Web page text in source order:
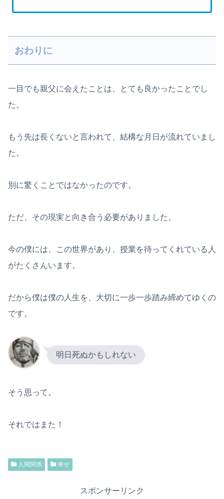
おわりに
一目でも親父に会えたことは、とても良かったことでし
た。
もう先は長くないと言われて、結構な月日が流れていまし
た。
別に驚くことではなかったのです。
ただ、その現実と向き合う必要がありました。
今の僕には、この世界があり、授業を待ってくれている人
がたくさんいます。
だから僕は僕の人生を、大切に一歩一歩踏み締めてゆくの
です。
明日死ぬかもしれない
そう思って。
それではまた！
人間関係 幸せ
スポンサーリンク